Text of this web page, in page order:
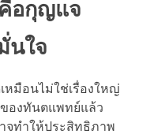
อกุญแจ
นใจ
หมือนไม่ใช่เรื่องใหญ่
องทันตแพทย์แล้ว
จทำให้ประสิทธิภาพ